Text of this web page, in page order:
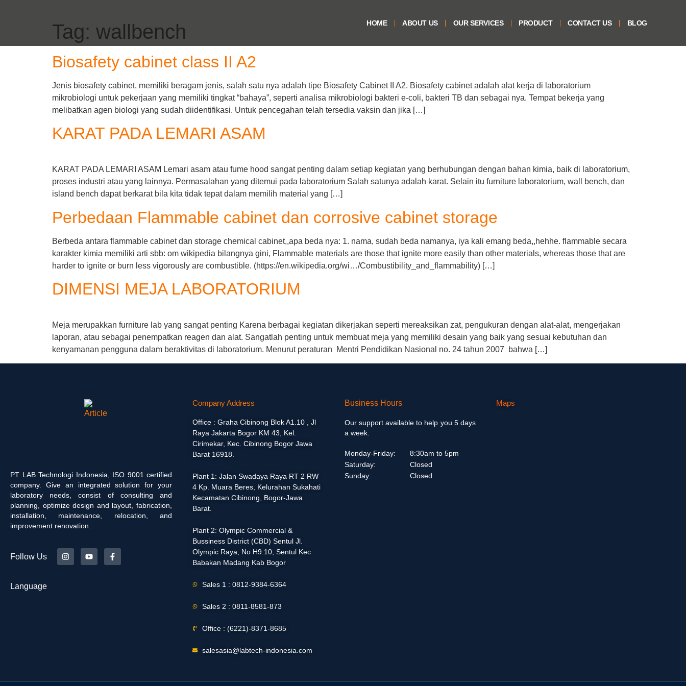
HOME ABOUT US OUR SERVICES PRODUCT CONTACT US BLOG
Tag: wallbench
Biosafety cabinet class II A2
Jenis biosafety cabinet, memiliki beragam jenis, salah satu nya adalah tipe Biosafety Cabinet II A2. Biosafety cabinet adalah alat kerja di laboratorium
mikrobiologi untuk pekerjaan yang memiliki tingkat “bahaya”, seperti analisa mikrobiologi bakteri e-coli, bakteri TB dan sebagai nya. Tempat bekerja yang
melibatkan agen biologi yang sudah diidentifikasi. Untuk pencegahan telah tersedia vaksin dan jika […]
KARAT PADA LEMARI ASAM
KARAT PADA LEMARI ASAM Lemari asam atau fume hood sangat penting dalam setiap kegiatan yang berhubungan dengan bahan kimia, baik di laboratorium,
proses industri atau yang lainnya. Permasalahan yang ditemui pada laboratorium Salah satunya adalah karat. Selain itu furniture laboratorium, wall bench, dan
island bench dapat berkarat bila kita tidak tepat dalam memilih material yang […]
Perbedaan Flammable cabinet dan corrosive cabinet storage
Berbeda antara flammable cabinet dan storage chemical cabinet,,apa beda nya: 1. nama, sudah beda namanya, iya kali emang beda,,hehhe. flammable secara
karakter kimia memiliki arti sbb: om wikipedia bilangnya gini, Flammable materials are those that ignite more easily than other materials, whereas those that are
harder to ignite or burn less vigorously are combustible. (https://en.wikipedia.org/wi…/Combustibility_and_flammability) […]
DIMENSI MEJA LABORATORIUM
Meja merupakkan furniture lab yang sangat penting Karena berbagai kegiatan dikerjakan seperti mereaksikan zat, pengukuran dengan alat-alat, mengerjakan
laporan, atau sebagai penempatkan reagen dan alat. Sangatlah penting untuk membuat meja yang memiliki desain yang baik yang sesuai kebutuhan dan
kenyamanan pengguna dalam beraktivitas di laboratorium. Menurut peraturan Mentri Pendidikan Nasional no. 24 tahun 2007 bahwa […]
PT LAB Technologi Indonesia, ISO 9001 certified
company. Give an integrated solution for your
laboratory needs, consist of consulting and
planning, optimize design and layout, fabrication,
installation, maintenance, relocation, and
improvement renovation.
Follow Us
Language
Company Address
Office : Graha Cibinong Blok A1.10 , Jl
Raya Jakarta Bogor KM 43, Kel.
Cirimekar, Kec. Cibinong Bogor Jawa
Barat 16918.
Plant 1: Jalan Swadaya Raya RT 2 RW
4 Kp. Muara Beres, Kelurahan Sukahati
Kecamatan Cibinong, Bogor-Jawa
Barat.
Plant 2: Olympic Commercial &
Bussiness District (CBD) Sentul Jl.
Olympic Raya, No H9.10, Sentul Kec
Babakan Madang Kab Bogor
Sales 1 : 0812-9384-6364
Sales 2 : 0811-8581-873
Office : (6221)-8371-8685
salesasia@labtech-indonesia.com
Business Hours
Our support available to help you 5 days
a week.
Monday-Friday:
Saturday:
Sunday:
8:30am to 5pm
Closed
Closed
Maps